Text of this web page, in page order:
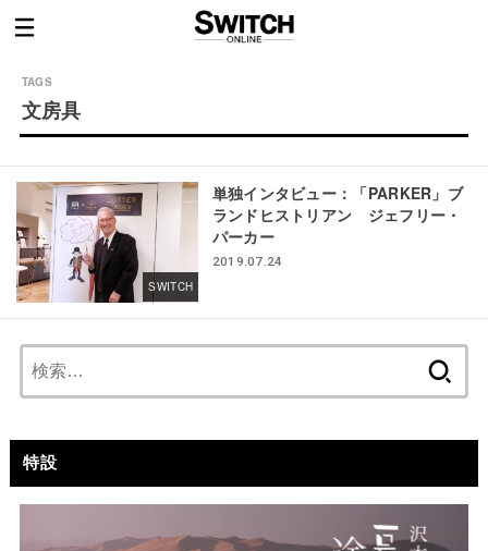
文房具
SWITCH
単独インタビュー：「PARKER」ブ
ランドヒストリアン ジェフリー・
パーカー
2019.07.24
特設